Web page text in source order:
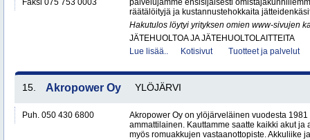
Faksi 075 753 0003
palvelujamme ensisijaisesti
räätälöityjä ja kustannustehokkaita
Hakutulos löytyi yrityksen omien www-sivujen
JÄTEHUOLTOA JA JÄTEHUOLTOLAITTEITA
Lue lisää..
Kotisivut Tuotteet ja palvelut
15. Akropower Oy YLÖJÄRVI
Puh. 050 430 6800
Akropower Oy on ylöjärveläinen vuodesta
ammattilainen. Kauttamme saatte kaikki akut ja
myös romuakkujen vastaanottopiste. Akkuliike